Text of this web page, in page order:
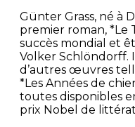
Günter Grass, né à
premier roman, *Le
succès mondial et
Volker Schlöndorff.
d’autres œuvres
*Les Années de
toutes disponibles
prix Nobel de